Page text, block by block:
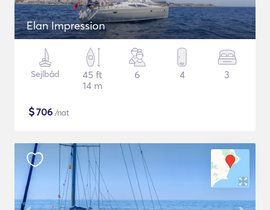
Elan Impression
Sejlbåd
45 ft
14 m
6 4 3
$706 /nat